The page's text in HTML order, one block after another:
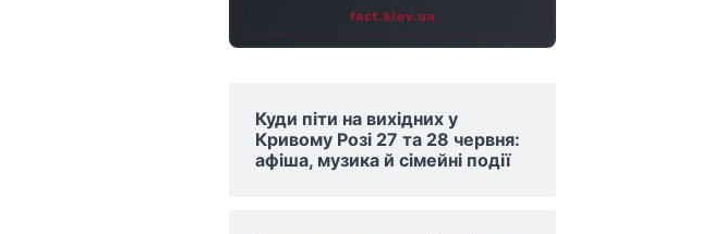
Куди піти на вихідних у
Кривому Розі 27 та 28 червня:
афіша, музика й сімейні події